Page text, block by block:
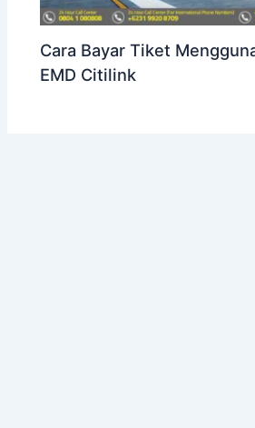
Cara Bayar Tiket
EMD Citilink